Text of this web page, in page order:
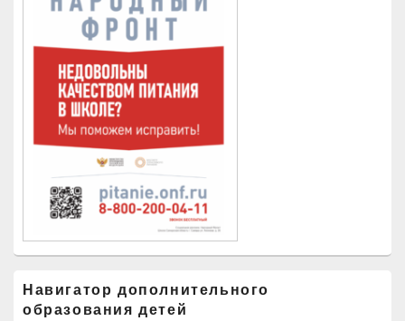
Навигатор дополнительного
образования детей